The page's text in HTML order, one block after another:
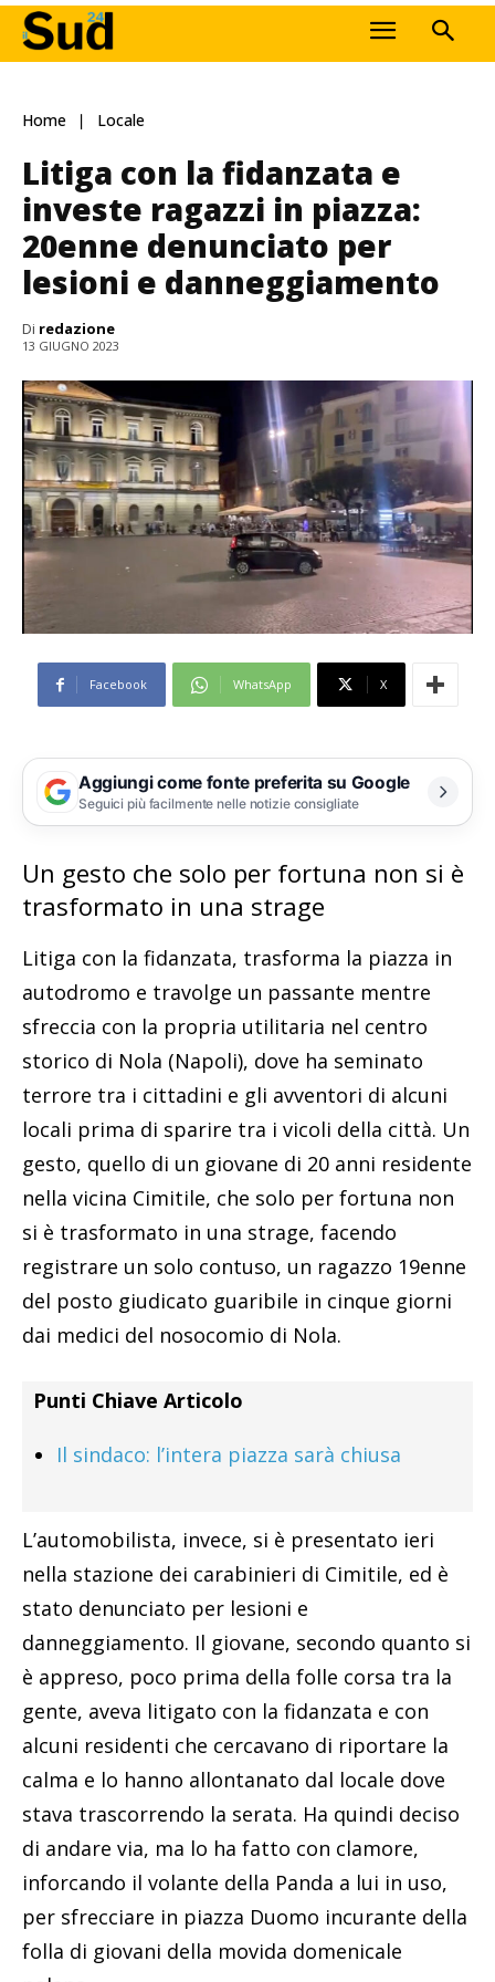
Home Locale
Litiga con la fidanzata e
investe ragazzi in piazza:
20enne denunciato per
lesioni e danneggiamento
Di redazione
13 GIUGNO 2023
Facebook WhatsApp X
Aggiungi come fonte preferita su Google
Seguici più facilmente nelle notizie consigliate
Un gesto che solo per fortuna non si è
trasformato in una strage
Litiga con la fidanzata, trasforma la piazza in
autodromo e travolge un passante mentre
sfreccia con la propria utilitaria nel centro
storico di Nola (Napoli), dove ha seminato
terrore tra i cittadini e gli avventori di alcuni
locali prima di sparire tra i vicoli della città. Un
gesto, quello di un giovane di 20 anni residente
nella vicina Cimitile, che solo per fortuna non
si è trasformato in una strage, facendo
registrare un solo contuso, un ragazzo 19enne
del posto giudicato guaribile in cinque giorni
dai medici del nosocomio di Nola.
Punti Chiave Articolo
Il sindaco: l’intera piazza sarà chiusa
L’automobilista, invece, si è presentato ieri
nella stazione dei carabinieri di Cimitile, ed è
stato denunciato per lesioni e
danneggiamento. Il giovane, secondo quanto si
è appreso, poco prima della folle corsa tra la
gente, aveva litigato con la fidanzata e con
alcuni residenti che cercavano di riportare la
calma e lo hanno allontanato dal locale dove
stava trascorrendo la serata. Ha quindi deciso
di andare via, ma lo ha fatto con clamore,
inforcando il volante della Panda a lui in uso,
per sfrecciare in piazza Duomo incurante della
folla di giovani della movida domenicale